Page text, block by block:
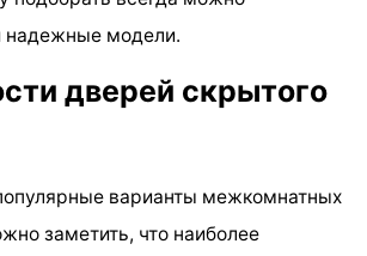
надежные модели.
дверей скрытого
варианты межкомнатных
заметить, что наиболее